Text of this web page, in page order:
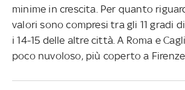
minime in crescita. Per quanto
valori sono compresi tra gli 11 gradi
i 14-15 delle altre città. A Roma e
poco nuvoloso, più coperto a Firenze.